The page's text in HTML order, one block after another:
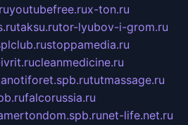
youtubefree.rux-ton.ru
taksu.rutor-lyubov-i-grom.ru
stoppamedia.ru
cleanmedicine.ru
tutmassage.ru
falcorussia.ru
net-life.net.ru